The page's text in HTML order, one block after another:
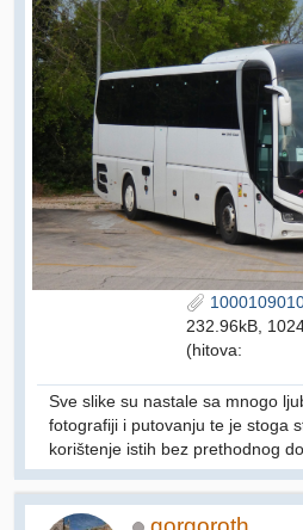
232.96kB,
(hitova:
Sve slike su nastale sa mnogo
fotografiji i putovanju te je stoga
korištenje istih bez prethodnog